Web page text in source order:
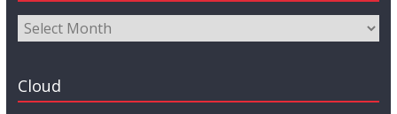
Cloud